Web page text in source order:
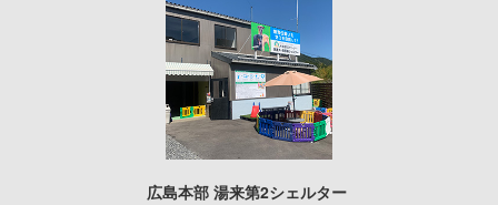
広島本部 湯来第2シェルター